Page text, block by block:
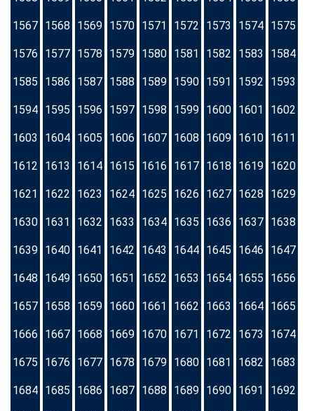
1567 1568 1569 1570 1571 1572 1573 1574 1575
1576 1577 1578 1579 1580 1581 1582 1583 1584
1585 1586 1587 1588 1589 1590 1591 1592 1593
1594 1595 1596 1597 1598 1599 1600 1601 1602
1603 1604 1605 1606 1607 1608 1609 1610 1611
1612 1613 1614 1615 1616 1617 1618 1619 1620
1621 1622 1623 1624 1625 1626 1627 1628 1629
1630 1631 1632 1633 1634 1635 1636 1637 1638
1639 1640 1641 1642 1643 1644 1645 1646 1647
1648 1649 1650 1651 1652 1653 1654 1655 1656
1657 1658 1659 1660 1661 1662 1663 1664 1665
1666 1667 1668 1669 1670 1671 1672 1673 1674
1675 1676 1677 1678 1679 1680 1681 1682 1683
1684 1685 1686 1687 1688 1689 1690 1691 1692